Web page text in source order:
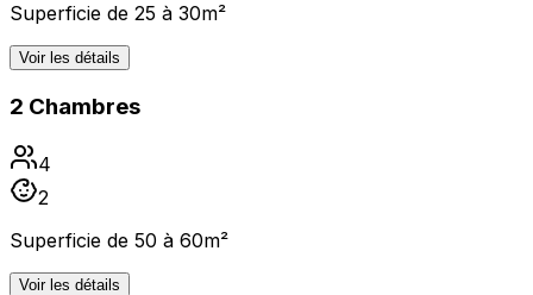
Superficie de 25 à 30m²
Voir les détails
2 Chambres
4
2
Superficie de 50 à 60m²
Voir les détails